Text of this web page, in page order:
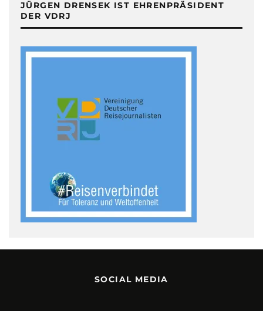
JÜRGEN DRENSEK IST EHRENPRÄSIDENT
DER VDRJ
SOCIAL MEDIA